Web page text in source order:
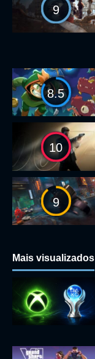
9
8.5
10
9
Mais visualizados